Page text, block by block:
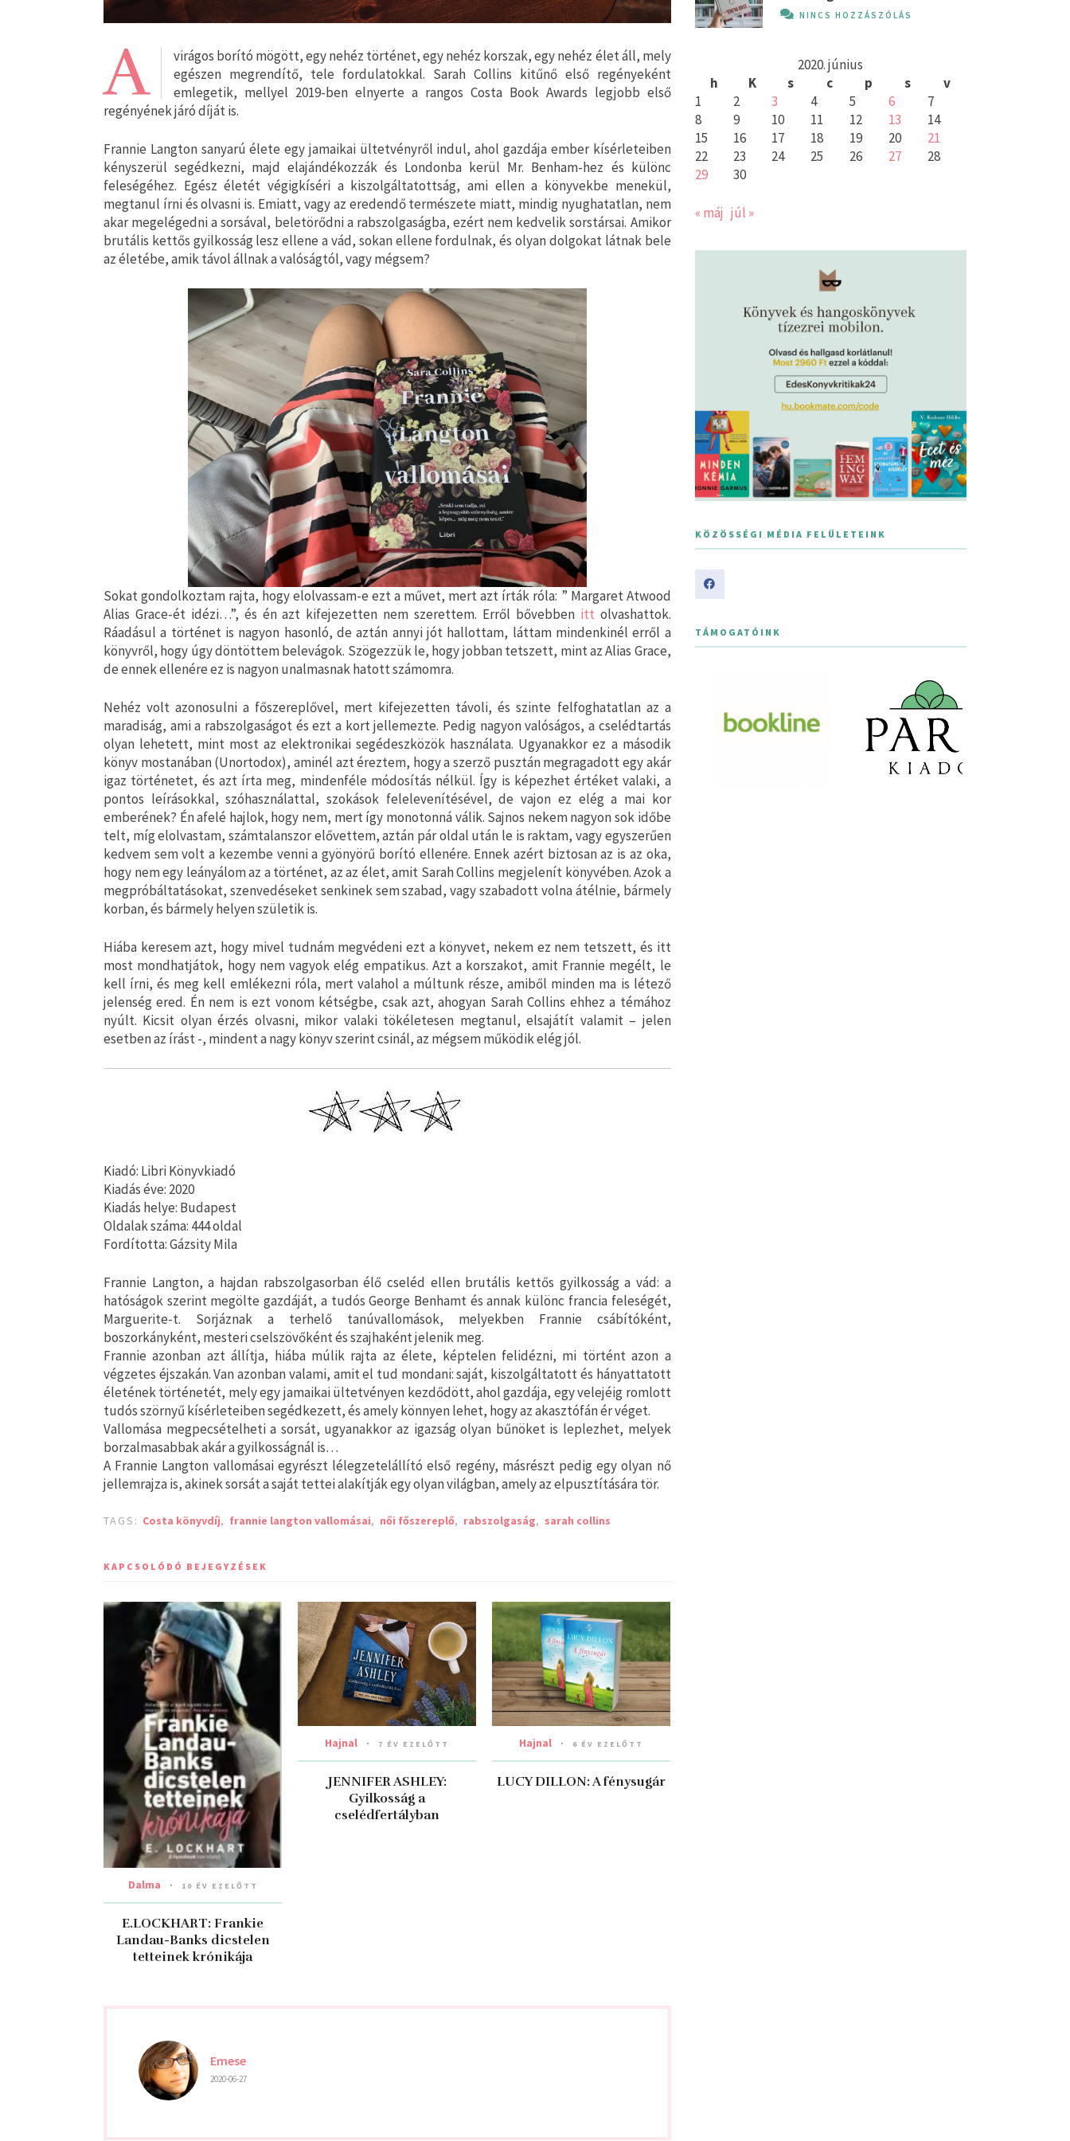
A
virágos borító mögött, egy nehéz történet, egy nehéz korszak, egy nehéz élet áll, mely
egészen megrendítő, tele fordulatokkal. Sarah Collins kitűnő első regényeként
emlegetik, mellyel 2019-ben elnyerte a rangos Costa Book Awards legjobb első
regényének járó díját is.
Frannie Langton sanyarú élete egy jamaikai ültetvényről indul, ahol gazdája ember kísérleteiben
kényszerül segédkezni, majd elajándékozzák és Londonba kerül Mr. Benham-hez és különc
feleségéhez. Egész életét végigkíséri a kiszolgáltatottság, ami ellen a könyvekbe menekül,
megtanul írni és olvasni is. Emiatt, vagy az eredendő természete miatt, mindig nyughatatlan, nem
akar megelégedni a sorsával, beletörődni a rabszolgaságba, ezért nem kedvelik sorstársai. Amikor
brutális kettős gyilkosság lesz ellene a vád, sokan ellene fordulnak, és olyan dolgokat látnak bele
az életébe, amik távol állnak a valóságtól, vagy mégsem?
Sokat gondolkoztam rajta, hogy elolvassam-e ezt a művet, mert azt írták róla: ” Margaret Atwood
Alias Grace-ét idézi…”, és én azt kifejezetten nem szerettem. Erről bővebben itt olvashattok.
Ráadásul a történet is nagyon hasonló, de aztán annyi jót hallottam, láttam mindenkinél erről a
könyvről, hogy úgy döntöttem belevágok. Szögezzük le, hogy jobban tetszett, mint az Alias Grace,
de ennek ellenére ez is nagyon unalmasnak hatott számomra.
Nehéz volt azonosulni a főszereplővel, mert kifejezetten távoli, és szinte felfoghatatlan az a
maradiság, ami a rabszolgaságot és ezt a kort jellemezte. Pedig nagyon valóságos, a cselédtartás
olyan lehetett, mint most az elektronikai segédeszközök használata. Ugyanakkor ez a második
könyv mostanában (Unortodox), aminél azt éreztem, hogy a szerző pusztán megragadott egy akár
igaz történetet, és azt írta meg, mindenféle módosítás nélkül. Így is képezhet értéket valaki, a
pontos leírásokkal, szóhasználattal, szokások felelevenítésével, de vajon ez elég a mai kor
emberének? Én afelé hajlok, hogy nem, mert így monotonná válik. Sajnos nekem nagyon sok időbe
telt, míg elolvastam, számtalanszor elővettem, aztán pár oldal után le is raktam, vagy egyszerűen
kedvem sem volt a kezembe venni a gyönyörű borító ellenére. Ennek azért biztosan az is az oka,
hogy nem egy leányálom az a történet, az az élet, amit Sarah Collins megjelenít könyvében. Azok a
megpróbáltatásokat, szenvedéseket senkinek sem szabad, vagy szabadott volna átélnie, bármely
korban, és bármely helyen születik is.
Hiába keresem azt, hogy mivel tudnám megvédeni ezt a könyvet, nekem ez nem tetszett, és itt
most mondhatjátok, hogy nem vagyok elég empatikus. Azt a korszakot, amit Frannie megélt, le
kell írni, és meg kell emlékezni róla, mert valahol a múltunk része, amiből minden ma is létező
jelenség ered. Én nem is ezt vonom kétségbe, csak azt, ahogyan Sarah Collins ehhez a témához
nyúlt. Kicsit olyan érzés olvasni, mikor valaki tökéletesen megtanul, elsajátít valamit – jelen
esetben az írást -, mindent a nagy könyv szerint csinál, az mégsem működik elég jól.
Kiadó: Libri Könyvkiadó
Kiadás éve: 2020
Kiadás helye: Budapest
Oldalak száma: 444 oldal
Fordította: Gázsity Mila
Frannie ​Langton, a hajdan rabszolgasorban élő cseléd ellen brutális kettős gyilkosság a vád: a
hatóságok szerint megölte gazdáját, a tudós George Benhamt és annak különc francia feleségét,
Marguerite-t. Sorjáznak a terhelő tanúvallomások, melyekben Frannie csábítóként,
boszorkányként, mesteri cselszövőként és szajhaként jelenik meg.
Frannie azonban azt állítja, hiába múlik rajta az élete, képtelen felidézni, mi történt azon a
végzetes éjszakán. Van azonban valami, amit el tud mondani: saját, kiszolgáltatott és hányattatott
életének történetét, mely egy jamaikai ültetvényen kezdődött, ahol gazdája, egy velejéig romlott
tudós szörnyű kísérleteiben segédkezett, és amely könnyen lehet, hogy az akasztófán ér véget.
Vallomása megpecsételheti a sorsát, ugyanakkor az igazság olyan bűnöket is leplezhet, melyek
borzalmasabbak akár a gyilkosságnál is…
A Frannie Langton vallomásai egyrészt lélegzetelállító első regény, másrészt pedig egy olyan nő
jellemrajza is, akinek sorsát a saját tettei alakítják egy olyan világban, amely az elpusztítására tör.
TAGS: Costa könyvdíj, frannie langton vallomásai, női főszereplő, rabszolgaság, sarah collins
KAPCSOLÓDÓ BEJEGYZÉSEK
Dalma 10 ÉV EZELŐTT
E.LOCKHART: Frankie
Landau-Banks dicstelen
tetteinek krónikája
Hajnal 7 ÉV EZELŐTT
JENNIFER ASHLEY:
Gyilkosság a
cselédfertályban
Hajnal 6 ÉV EZELŐTT
LUCY DILLON: A fénysugár
Emese
2020-06-27
NINCS HOZZÁSZÓLÁS
2020. június
h
K s c p s
v
1
2 3 4 5 6
7
8
9 10 11 12 13
14
15
16 17 18 19 20
21
22
23 24 25 26 27
28
29
30
« máj júl »
KÖZÖSSÉGI MÉDIA FELÜLETEINK
TÁMOGATÓINK